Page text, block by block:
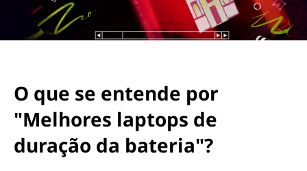
O que se entende por
"Melhores laptops de
duração da bateria"?